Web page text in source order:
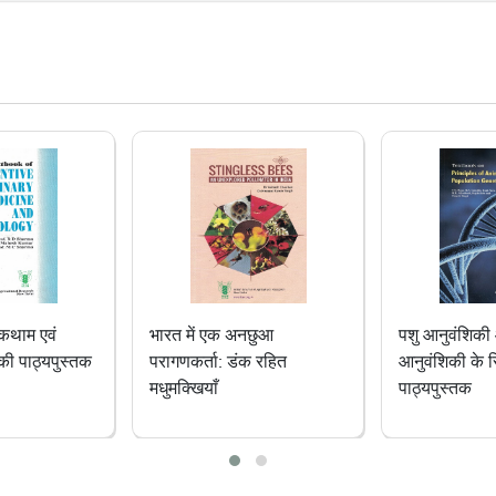
कैट फिश (मिस्टस गुलियो) का होमस्टेड
बीज उत्पादन: पश्चिम बंगाल के
में भूमिहीन कृषि महिलाओं के लिए एक
आजीविका मॉडल का आयोजन
द्वारा नमक की कमी वाली भूमि
की कहानी
14
महिला उद्यमिता को बढ़ावा देने के लिए
तंत्र और तकनीकी बैकस्टेपिंग कार्यक्रम
रहित
पशु आनुवंशिकी और जनसंख्या
आनुवंशिकी के सिद्धांतों पर
पाठ्यपुस्तक
डेयरी प्लांट
डिजाइन की